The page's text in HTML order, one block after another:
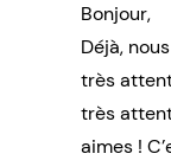
Bonjour,
Déjà,
très
très
aimes !